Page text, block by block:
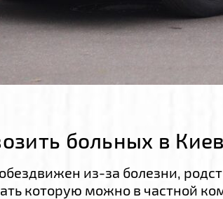
больных в
из-за болезни,
которую можно в частной